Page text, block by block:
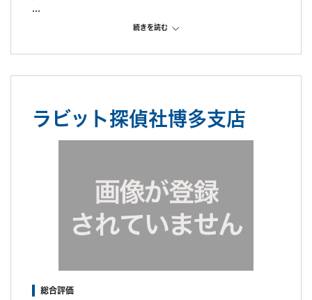
た。
営業をかけてきたのでそこも不信感があった。
続きを読む
ラビット探偵社博多支店
総合評価